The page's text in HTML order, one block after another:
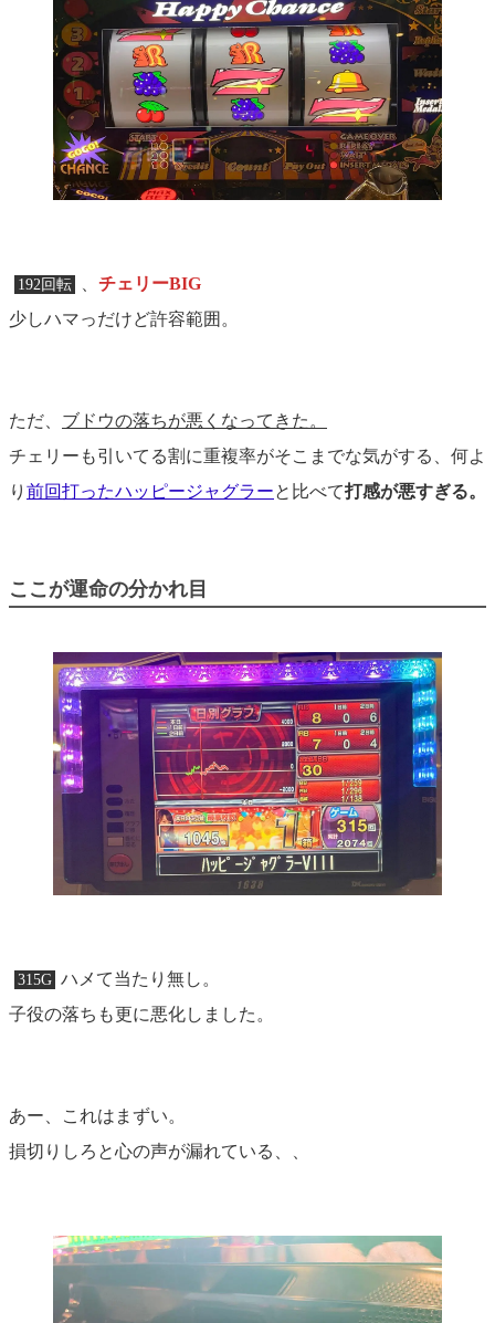
192回転
チェリーBIG
少しハマっだけど許容範囲。
ただ、 ブドウの落ちが悪くなってきた。
チェリーも引いてる割に重複率がそこまでな気がする、何よ
り 前回打ったハッピージャグラーと比べて打感が悪すぎる。
ここが運命の分かれ目
315G ハメて当たり無し。
子役の落ちも更に悪化しました。
あー、これはまずい。
損切りしろと心の声が漏れている、、